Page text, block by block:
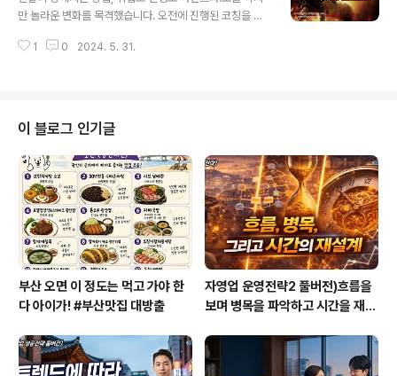
아보려고 하는데요. 신간도서 《말랑말랑 소프트파워》에 A
뤄주셨네요. 공학도 출신으로 인간성의 중요성에 대한 이
만 놀라운 변화를 목격했습니다. 오전에 진행된 코칭을 통
흥미도 없고 사실 사례관리도 직장생활도 학습도 인생도
니다. 차마 타인에게 털어놓기 어려운 가족사를 솔직하게
취업진로지도전문가 수료식 강연으로 들려줬던 한 분의 이
야기를 진심을 다해 전해드렸는데요. 그랬더니 누구에게도
말하지 않았던 가족비사를 짧게 털어놓으시는데요. 거기에
깊은 공감을 표해드렸답니다. 우리는 그렇게 모두 말못할
상처 때문에 세상을 무감각하게 무기대로 살아가는 경우..
1 0 2024. 5. 31.
이 블로그 인기글
부산 오면 이 정도는 먹고 가야 한
다 아이가! #부산맛집 대방출
자영업 운영전략2 풀버전)흐름을
보며 병목을 파악하고 시간을 재설